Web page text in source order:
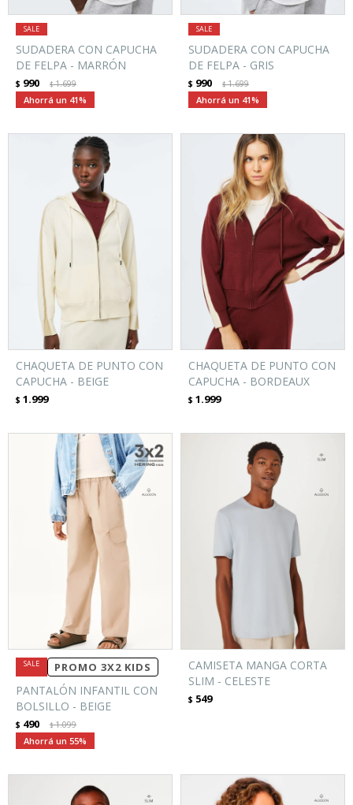
SUDADERA CON CAPUCHA
DE FELPA - MARRÓN
$ 990 $1.699
41
SUDADERA CON CAPUCHA
DE FELPA - GRIS
$ 990 $1.699
41
CHAQUETA DE PUNTO CON
CAPUCHA - BEIGE
$ 1.999
CHAQUETA DE PUNTO CON
CAPUCHA - BORDEAUX
$ 1.999
PROMO 3X2 KIDS
PANTALÓN INFANTIL CON
BOLSILLO - BEIGE
$ 490 $1.099
55
CAMISETA MANGA CORTA
SLIM - CELESTE
$ 549